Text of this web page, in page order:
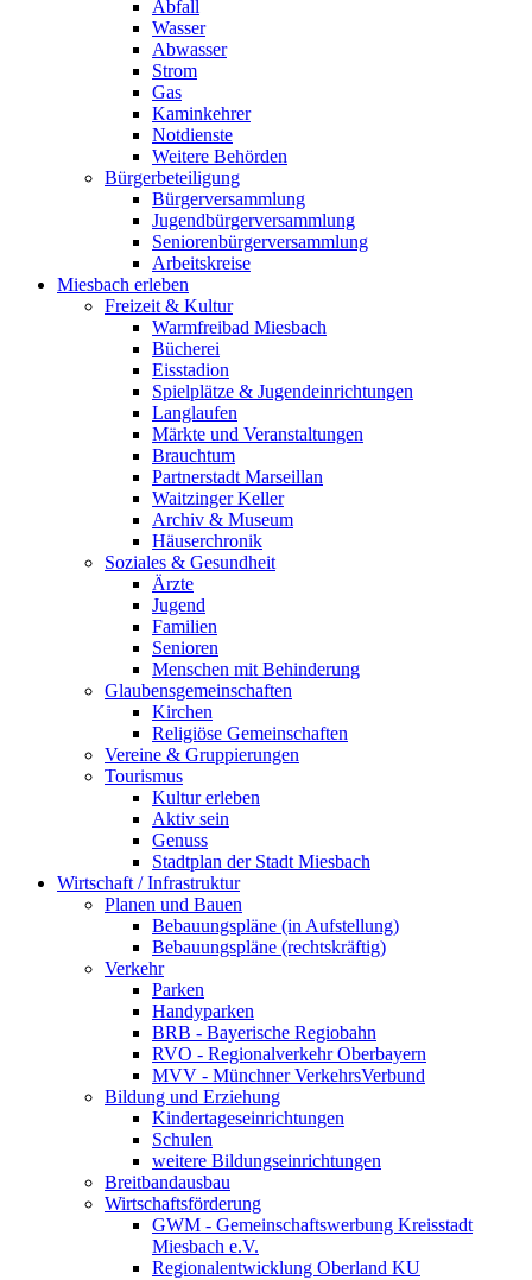
Abfall
Wasser
Abwasser
Strom
Gas
Kaminkehrer
Notdienste
Weitere Behörden
Bürgerbeteiligung
Bürgerversammlung
Jugendbürgerversammlung
Seniorenbürgerversammlung
Arbeitskreise
Miesbach erleben
Freizeit & Kultur
Warmfreibad Miesbach
Bücherei
Eisstadion
Spielplätze & Jugendeinrichtungen
Langlaufen
Märkte und Veranstaltungen
Brauchtum
Partnerstadt Marseillan
Waitzinger Keller
Archiv & Museum
Häuserchronik
Soziales & Gesundheit
Ärzte
Jugend
Familien
Senioren
Menschen mit Behinderung
Glaubensgemeinschaften
Kirchen
Religiöse Gemeinschaften
Vereine & Gruppierungen
Tourismus
Kultur erleben
Aktiv sein
Genuss
Stadtplan der Stadt Miesbach
Wirtschaft / Infrastruktur
Planen und Bauen
Bebauungspläne (in Aufstellung)
Bebauungspläne (rechtskräftig)
Verkehr
Parken
Handyparken
BRB - Bayerische Regiobahn
RVO - Regionalverkehr Oberbayern
MVV - Münchner VerkehrsVerbund
Bildung und Erziehung
Kindertageseinrichtungen
Schulen
weitere Bildungseinrichtungen
Breitbandausbau
Wirtschaftsförderung
GWM - Gemeinschaftswerbung Kreisstadt
Miesbach e.V.
Regionalentwicklung Oberland KU